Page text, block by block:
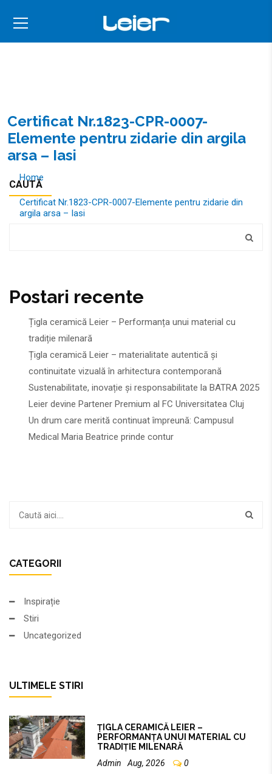
Certificat Nr.1823-CPR-0007-
Elemente pentru zidarie din argila
arsa – Iasi
Home
Certificat Nr.1823-CPR-0007-Elemente pentru zidarie din
argila arsa – Iasi
CAUTĂ
Postari recente
Țigla ceramică Leier – Performanța unui material cu
tradiție milenară
Țigla ceramică Leier – materialitate autentică și
continuitate vizuală în arhitectura contemporană
Sustenabilitate, inovație și responsabilitate la BATRA 2025
Leier devine Partener Premium al FC Universitatea Cluj
Un drum care merită continuat împreună: Campusul
Medical Maria Beatrice prinde contur
CATEGORII
Inspirație
Stiri
Uncategorized
ULTIMELE STIRI
ȚIGLA CERAMICĂ LEIER –
PERFORMANȚA UNUI MATERIAL CU
TRADIȚIE MILENARĂ
Admin
Aug, 2026 0